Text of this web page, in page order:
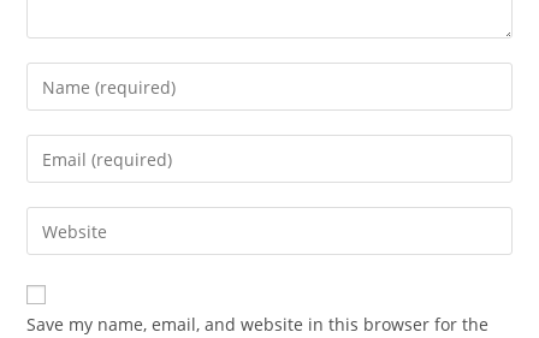
Save my name, email, and website in this browser for the